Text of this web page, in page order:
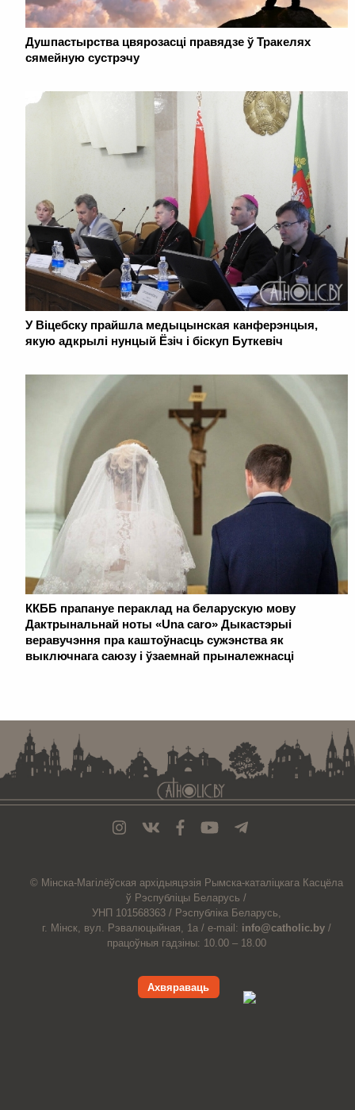
Душпастырства цвярозасці правядзе ў Тракелях
сямейную сустрэчу
У Віцебску прайшла медыцынская канферэнцыя,
якую адкрылі нунцый Ёзіч і біскуп Буткевіч
ККББ прапануе пераклад на беларускую мову
Дактрынальнай ноты «Una caro» Дыкастэрыі
веравучэння пра каштоўнасць сужэнства як
выключнага саюзу і ўзаемнай прыналежнасці
© Мiнска-Магiлёўская архiдыяцэзiя Рымска-каталіцкага Касцёла
ў Рэспубліцы Беларусь /
УНП 101568363 / Рэспубліка Беларусь,
г. Мінск, вул. Рэвалюцыйная, 1а / e-mail: info@catholic.by /
працоўныя гадзіны: 10.00 – 18.00
Ахвяраваць